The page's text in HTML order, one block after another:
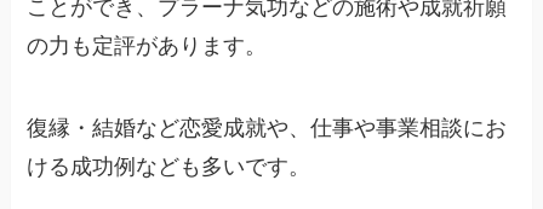
ことができ、プラーナ気功などの施術や成就祈願
の力も定評があります。
復縁・結婚など恋愛成就や、仕事や事業相談にお
ける成功例なども多いです。